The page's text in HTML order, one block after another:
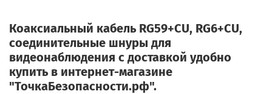
Коаксиальный кабель RG59+CU, RG6+CU,
соединительные шнуры для
видеонаблюдения с доставкой удобно
купить в интернет-магазине
"ТочкаБезопасности.рф".